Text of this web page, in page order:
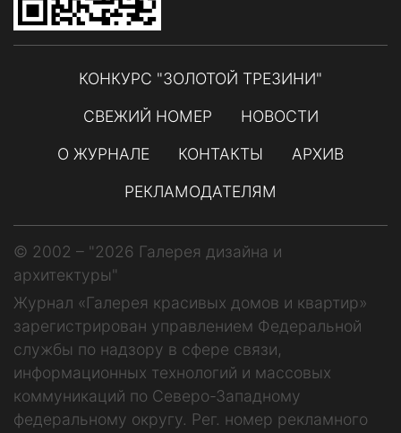
КОНКУРС "ЗОЛОТОЙ ТРЕЗИНИ"
СВЕЖИЙ НОМЕР
НОВОСТИ
О ЖУРНАЛЕ
КОНТАКТЫ
АРХИВ
РЕКЛАМОДАТЕЛЯМ
© 2002 – "2026 Галерея дизайна и
архитектуры"
Журнал «Галерея красивых домов и квартир»
зарегистрирован управлением Федеральной
службы по надзору в сфере связи,
информационных технологий и массовых
коммуникаций по Северо-Западному
федеральному округу. Рег. номер рекламного